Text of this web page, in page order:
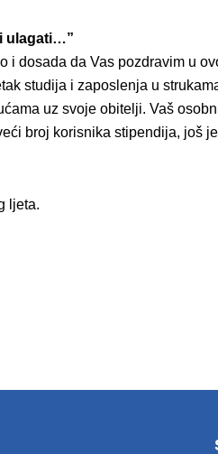
ulagati…”
i dosada da Vas pozdravim u
studija i zaposlenja u
uz svoje obitelji. Vaš
broj korisnika stipendija, još
ljeta.